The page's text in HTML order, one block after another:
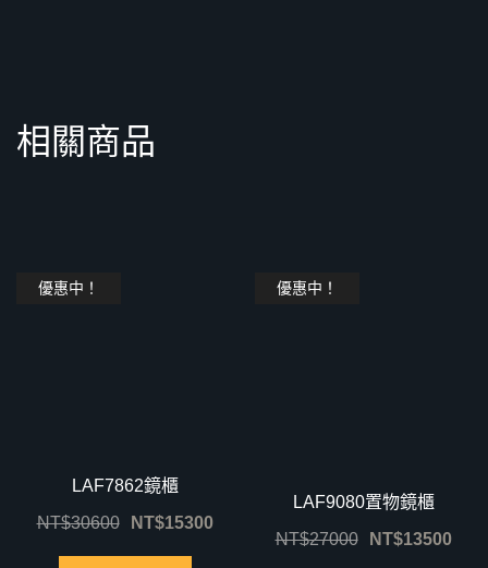
相關商品
優惠中！
LAF7862鏡櫃
NT$30600 NT$15300
優惠中！
LAF9080置物鏡櫃
NT$27000 NT$13500